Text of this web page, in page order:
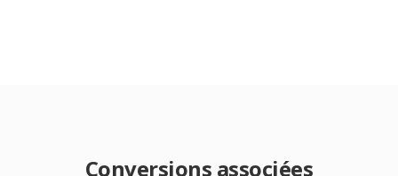
Conversions associées